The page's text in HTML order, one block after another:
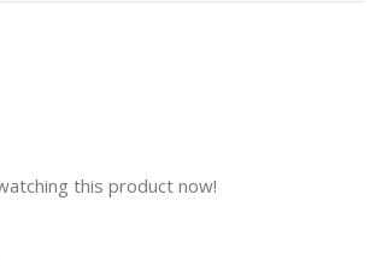
this product now!